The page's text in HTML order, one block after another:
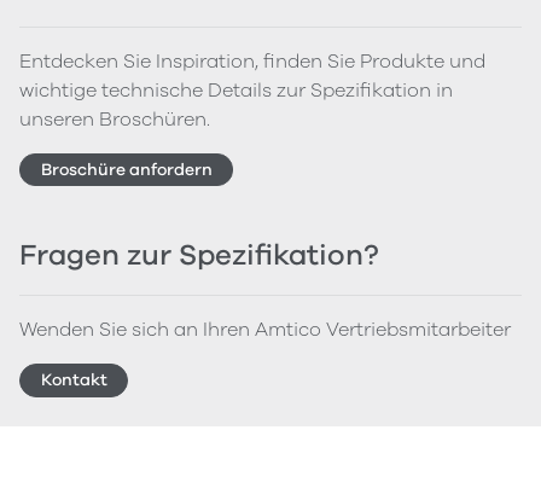
Entdecken Sie Inspiration, finden Sie Produkte und
wichtige technische Details zur Spezifikation in
unseren Broschüren.
Broschüre anfordern
Fragen zur Spezifikation?
Wenden Sie sich an Ihren Amtico Vertriebsmitarbeiter
Kontakt